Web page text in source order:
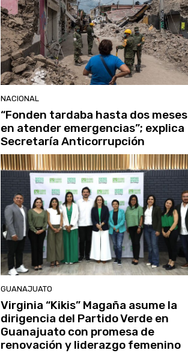
NACIONAL
“Fonden tardaba hasta dos meses
en atender emergencias”; explica
Secretaría Anticorrupción
GUANAJUATO
Virginia “Kikis” Magaña asume la
dirigencia del Partido Verde en
Guanajuato con promesa de
renovación y liderazgo femenino